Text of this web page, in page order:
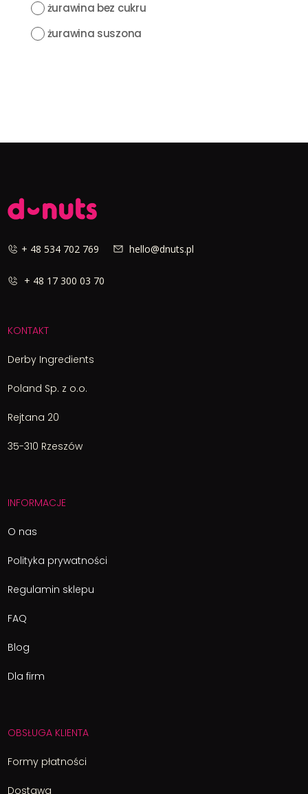
żurawina bez cukru
żurawina suszona
+ 48 534 702 769 hello@dnuts.pl
+ 48 17 300 03 70
KONTAKT
Derby Ingredients
Poland Sp. z o.o.
Rejtana 20
35-310 Rzeszów
INFORMACJE
O nas
Polityka prywatności
Regulamin sklepu
FAQ
Blog
Dla firm
OBSŁUGA KLIENTA
Formy płatności
Dostawa